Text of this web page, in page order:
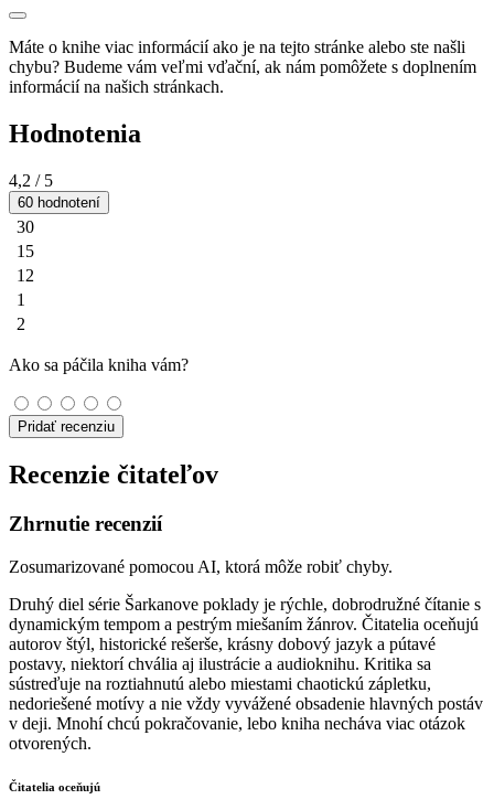
Máte o knihe viac informácií ako je na tejto stránke alebo ste našli
chybu? Budeme vám veľmi vďační, ak nám pomôžete s doplnením
informácií na našich stránkach.
Hodnotenia
4,2 / 5
60 hodnotení
30
15
12
1
2
Ako sa páčila kniha vám?
Pridať recenziu
Recenzie čitateľov
Zhrnutie recenzií
Zosumarizované pomocou AI, ktorá môže robiť chyby.
Druhý diel série Šarkanove poklady je rýchle, dobrodružné čítanie s
dynamickým tempom a pestrým miešaním žánrov. Čitatelia oceňujú
autorov štýl, historické rešerše, krásny dobový jazyk a pútavé
postavy, niektorí chvália aj ilustrácie a audioknihu. Kritika sa
sústreďuje na roztiahnutú alebo miestami chaotickú zápletku,
nedoriešené motívy a nie vždy vyvážené obsadenie hlavných postáv
v deji. Mnohí chcú pokračovanie, lebo kniha necháva viac otázok
otvorených.
Čitatelia oceňujú